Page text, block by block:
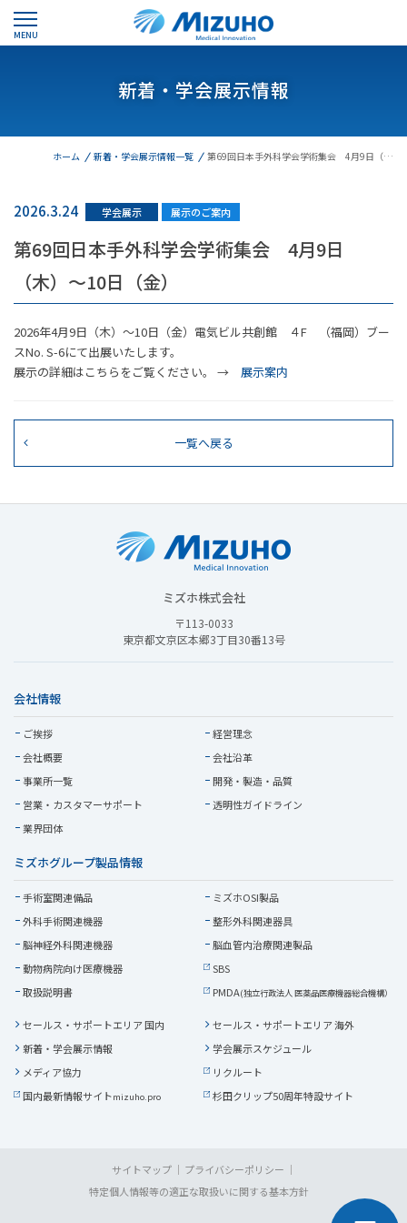
MENU
新着・学会展示情報
ホーム 新着・学会展示情報一覧 第69回日本手外科学会学術集会 4月9日（…
2026.3.24 学会展示 展示のご案内
第69回日本手外科学会学術集会 4月9日
（木）～10日（金）
2026年4月9日（木）～10日（金）電気ビル共創館 ４F （福岡）ブー
スNo. S-6にて出展いたします。
展示の詳細はこちらをご覧ください。 → 展示案内
一覧へ戻る
ミズホ株式会社
〒113-0033
東京都文京区本郷3丁目30番13号
会社情報
ご挨拶
経営理念
会社概要
会社沿革
事業所一覧
開発・製造・品質
営業・ カスタマーサポート
透明性ガイドライン
業界団体
ミズホグループ製品情報
手術室関連備品
ミズホOSI製品
外科手術関連機器
整形外科関連器具
脳神経外科関連機器
脳血管内治療関連製品
動物病院向け医療機器
SBS
取扱説明書
PMDA(独立行政法人 医薬品医療機器総合機構）
セールス・サポートエリア 国内
セールス・サポートエリア 海外
新着・学会展示情報
学会展示スケジュール
メディア協力
リクルート
国内最新情報サイトmizuho.pro 杉田クリップ50周年特設サイト
サイトマップ
プライバシーポリシー
特定個人情報等の適正な取扱いに関する基本方針